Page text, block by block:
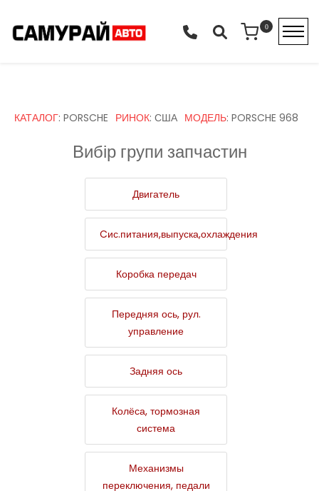
0
Primary tabs
КАТАЛОГ: PORSCHE РИНОК: США МОДЕЛЬ: PORSCHE 968
Вибір групи запчастин
Двигатель
Cис.питания,выпуска,охлаждения
Коробка передач
Передняя ось, рул.
управление
Задняя ось
Колёса, тормозная
система
Механизмы
переключения, педали